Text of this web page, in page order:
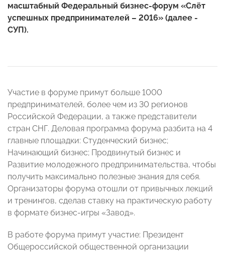
масштабный Федеральный бизнес-форум «Слёт
успешных предпринимателей – 2016» (далее -
СУП).
Участие в форуме примут больше 1000
предпринимателей, более чем из 30 регионов
Российской Федерации, а также представители
стран СНГ. Деловая программа форума разбита на 4
главные площадки: Студенческий бизнес;
Начинающий бизнес; Продвинутый бизнес и
Развитие молодежного предпринимательства, чтобы
получить максимально полезные знания для себя.
Организаторы форума отошли от привычных лекций
и тренингов, сделав ставку на практическую работу
в формате бизнес-игры «Завод».
В работе форума примут участие: Президент
Общероссийской общественной организации